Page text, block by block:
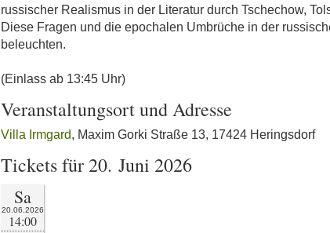
russischer Realismus in der Literatur durch Tschechow,
Diese Fragen und die epochalen Umbrüche in der
beleuchten.
(Einlass ab 13:45 Uhr)
Veranstaltungsort und Adresse
Villa Irmgard, Maxim Gorki Straße 13, 17424 Heringsdorf
Tickets für 20. Juni 2026
Sa
20.06.2026
14:00